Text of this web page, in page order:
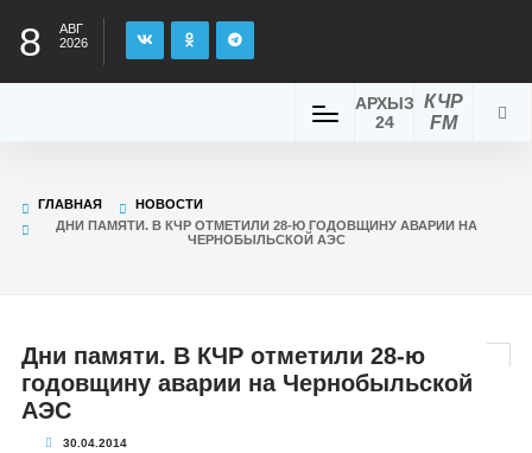
8
АВГ
2026
КЧР
FM
АРХЫЗ
24
ГЛАВНАЯ
НОВОСТИ
ДНИ ПАМЯТИ. В КЧР ОТМЕТИЛИ 28-Ю ГОДОВЩИНУ АВАРИИ НА
ЧЕРНОБЫЛЬСКОЙ АЭС
Дни памяти. В КЧР отметили 28-ю
годовщину аварии на Чернобыльской
АЭС
30.04.2014